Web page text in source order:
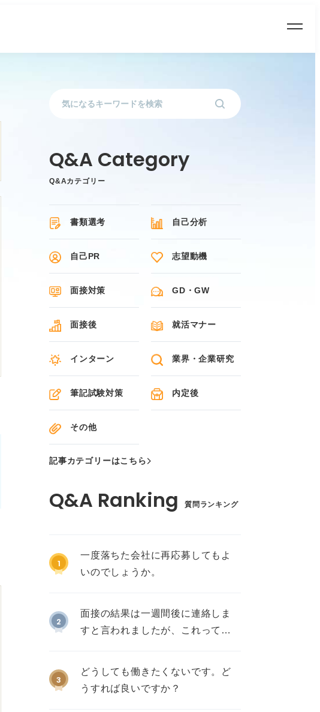
Q&Aカテゴリー
書類選考 自己分析
自己PR 志望動機
面接対策 GD・GW
面接後 就活マナー
インターン 業界・企業研究
筆記試験対策 内定後
その他
記事カテゴリーはこちら
質問ランキング
1
一度落ちた会社に再応募してもよ
いのでしょうか。
2
面接の結果は一週間後に連絡しま
すと言われましたが、これって不
3
どうしても働きたくないです。ど
うすれば良いですか？